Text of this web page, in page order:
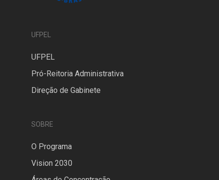
UFPEL
UFPEL
Pró-Reitoria Administrativa
Direção de Gabinete
SOBRE
O Programa
Vision 2030